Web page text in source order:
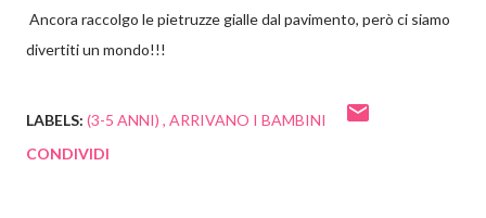
Ancora raccolgo le pietruzze gialle dal pavimento, però ci siamo
divertiti un mondo!!!
LABELS: (3-5 ANNI) ARRIVANO I BAMBINI
CONDIVIDI